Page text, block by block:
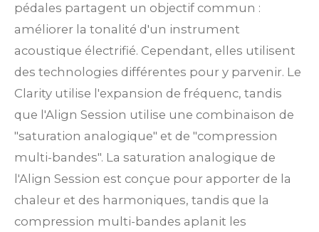
pédales partagent un objectif commun :
améliorer la tonalité d'un instrument
acoustique électrifié. Cependant, elles utilisent
des technologies différentes pour y parvenir. Le
Clarity utilise l'expansion de fréquenc, tandis
que l'Align Session utilise une combinaison de
"saturation analogique" et de "compression
multi-bandes". La saturation analogique de
l'Align Session est conçue pour apporter de la
chaleur et des harmoniques, tandis que la
compression multi-bandes aplanit les